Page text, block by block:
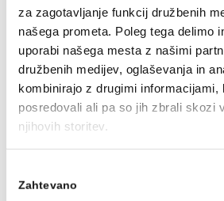
za zagotavljanje funkcij družbenih
našega prometa. Poleg tega delimo
uporabi našega mesta z našimi
družbenih medijev, oglaševanja in
kombinirajo z drugimi informacijami,
posredovali ali pa so jih zbrali skozi
njihovih storitev.
soglasja
Zahtevano
uradnem (še
»Poročilu o idrijskem
predavateljico se veselimo
upamo, da bo predavanje
jeseni, v novi že 37. sezoni
večerov.